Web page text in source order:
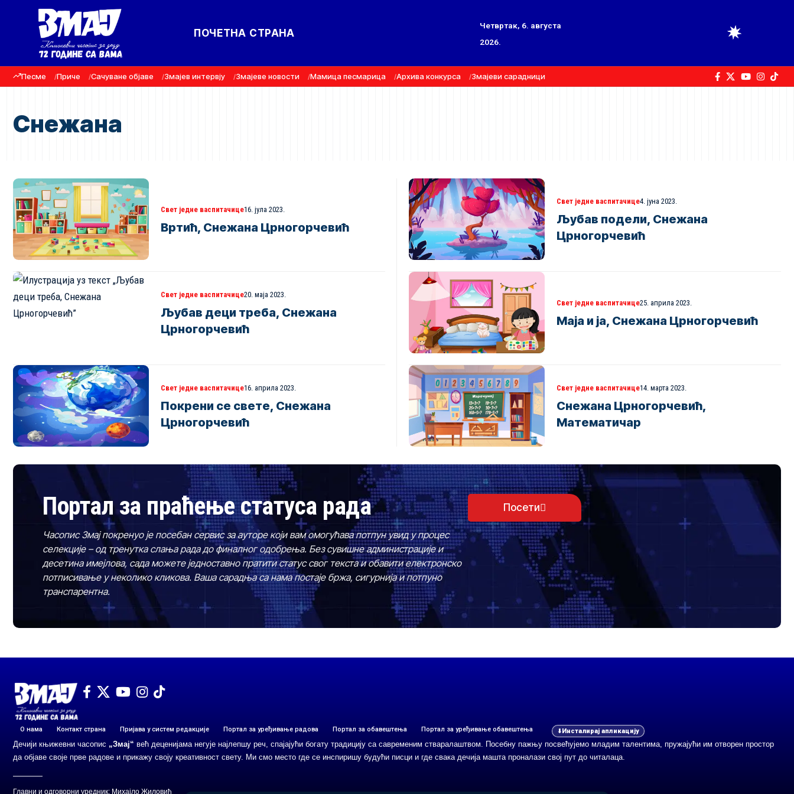
ПОЧЕТНА СТРАНА
Четвртак, 6. августа
2026.
Песме Приче Сачуване објаве Змајев интервју Змајеве новости Мамица песмарица Архива конкурса Змајеви сарадници
Снежана
Свет једне васпитачице16. јула 2023.
Вртић, Снежана Црногорчевић
Свет једне васпитачице4. јуна 2023.
Љубав подели, Снежана
Црногорчевић
Свет једне васпитачице20. маја 2023.
Љубав деци треба, Снежана
Црногорчевић
Свет једне васпитачице25. априла 2023.
Маја и ја, Снежана Црногорчевић
Свет једне васпитачице16. априла 2023.
Покрени се свете, Снежана
Црногорчевић
Свет једне васпитачице14. марта 2023.
Снежана Црногорчевић,
Математичар
Портал за праћење статуса рада
Часопис Змај покренуо је посебан сервис за ауторе који вам омогућава потпун увид у процес
селекције – од тренутка слања рада до финалног одобрења. Без сувишне администрације и
десетина имејлова, сада можете једноставно пратити статус свог текста и обавити електронско
потписивање у неколико кликова. Ваша сарадња са нама постаје бржа, сигурнија и потпуно
транспарентна.
Посети
О нама Контакт страна Пријава у систем редакције Портал за уређивање радова Портал за обавештења Портал за уређивање обавештења Инсталирај апликацију
Дечији књижевни часопис „Змај“ већ деценијама негује најлепшу реч, спајајући богату традицију са савременим стваралаштвом. Посебну пажњу посвећујемо младим талентима, пружајући им отворен простор
да објаве своје прве радове и прикажу своју креативност свету. Ми смо место где се инспиришу будући писци и где свака дечија машта проналази свој пут до читалаца.
Главни и одговорни уредник: Михајло Жиловић